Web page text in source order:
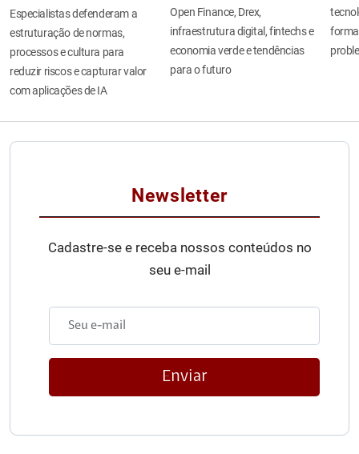
Especialistas defenderam a
estruturação de normas,
processos e cultura para
reduzir riscos e capturar valor
com aplicações de IA
Open Finance, Drex,
infraestrutura digital, fintechs e
economia verde e tendências
para o futuro
Newsletter
Cadastre-se e receba nossos conteúdos no
seu e-mail
Enviar